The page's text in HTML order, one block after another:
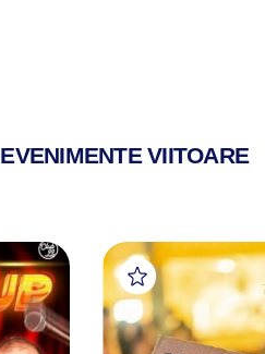
EVENIMENTE VIITOARE